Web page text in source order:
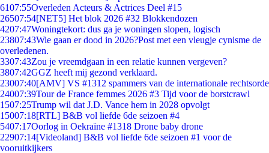
6107:55Overleden Acteurs & Actrices Deel #15
26507:54[NET5] Het blok 2026 #32 Blokkendozen
4207:47Woningtekort: dus ga je woningen slopen, logisch
23807:43Wie gaan er dood in 2026?Post met een vleugje cynisme de
overledenen.
3307:43Zou je vreemdgaan in een relatie kunnen vergeven?
3807:42GGZ heeft mij gezond verklaard.
23007:40[AMV] VS #1312 spammers van de internationale rechtsorde
24007:39Tour de France femmes 2026 #3 Tijd voor de borstcrawl
1507:25Trump wil dat J.D. Vance hem in 2028 opvolgt
15007:18[RTL] B&B vol liefde 6de seizoen #4
5407:17Oorlog in Oekraïne #1318 Drone baby drone
22907:14[Videoland] B&B vol liefde 6de seizoen #1 voor de
vooruitkijkers